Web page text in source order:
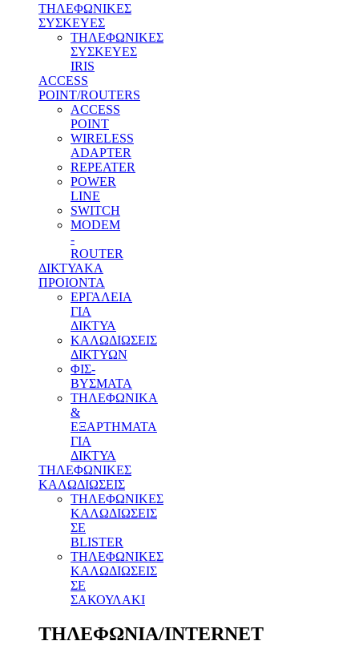
ΤΗΛΕΦΩΝΙΚΕΣ
ΣΥΣΚΕΥΕΣ
ΤΗΛΕΦΩΝΙΚΕΣ
ΣΥΣΚΕΥΕΣ
IRIS
ACCESS
POINT/ROUTERS
ACCESS
POINT
WIRELESS
ADAPTER
REPEATER
POWER
LINE
SWITCH
MODEM
-
ROUTER
ΔΙΚΤΥΑΚΑ
ΠΡΟΙΟΝΤΑ
ΕΡΓΑΛΕΙΑ
ΓΙΑ
ΔΙΚΤΥΑ
ΚΑΛΩΔΙΩΣΕΙΣ
ΔΙΚΤΥΩΝ
ΦΙΣ-
ΒΥΣΜΑΤΑ
THΛΕΦΩΝΙΚΑ
&
ΕΞΑΡΤΗΜΑΤΑ
ΓΙΑ
ΔΙΚΤΥΑ
ΤΗΛΕΦΩΝΙΚΕΣ
ΚΑΛΩΔΙΩΣΕΙΣ
ΤΗΛΕΦΩΝΙΚΕΣ
ΚΑΛΩΔΙΩΣΕΙΣ
ΣΕ
BLISTER
ΤΗΛΕΦΩΝΙΚΕΣ
ΚΑΛΩΔΙΩΣΕΙΣ
ΣΕ
ΣΑΚΟΥΛΑΚΙ
ΤΗΛΕΦΩΝΙΑ/INTERNET